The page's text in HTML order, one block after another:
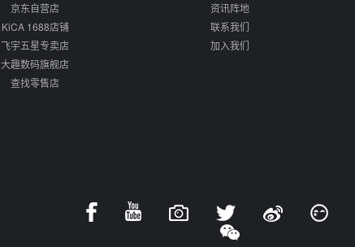
京东自营店
KiCA 1688店铺
飞宇五星专卖店
大趣数码旗舰店
查找零售店
资讯阵地
联系我们
加入我们